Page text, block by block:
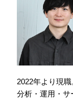
2022年より現
分析・運用・